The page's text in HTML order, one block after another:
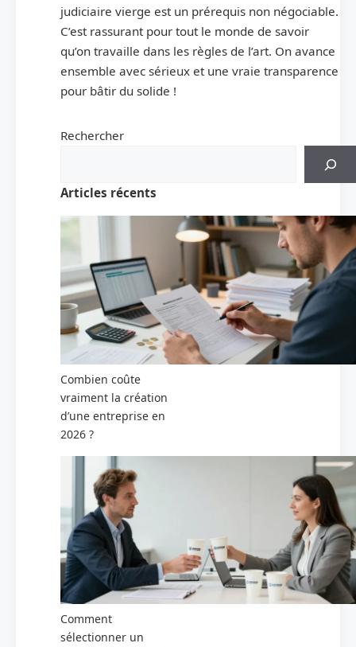
judiciaire vierge est un prérequis non négociable.
C’est rassurant pour tout le monde de savoir
qu’on travaille dans les règles de l’art. On avance
ensemble avec sérieux et une vraie transparence
pour bâtir du solide !
Rechercher
Articles récents
Combien coûte
vraiment la création
d’une entreprise en
2026 ?
Comment
sélectionner un